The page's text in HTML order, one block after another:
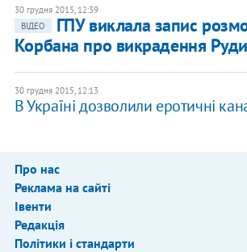
30 грудня 2015, 12:39
ВІДЕО
ГПУ виклала запис
Корбана про викрадення
30 грудня 2015, 12:13
В Україні дозволили еротичні
Про нас
Реклама на сайті
Івенти
Редакція
Політики і стандарти